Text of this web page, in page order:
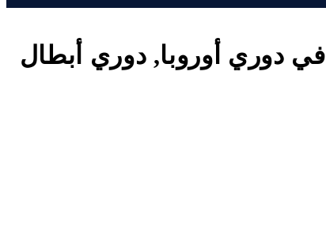
تفاصيل وموعد مباراة أولمبيك مارسيليا و ليفربول بتاريخ 2026-01-21 في دوري أوروبا, دوري أبطال